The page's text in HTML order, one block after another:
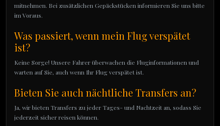
mitnehmen. Bei zusätzlichen Gepäckstücken informieren Sie uns bitte
im Voraus.
Was passiert, wenn mein Flug verspätet
ist?
Keine Sorge! Unsere Fahrer überwachen die Fluginformationen und
warten auf Sie, auch wenn Ihr Flug verspätet ist.
Bieten Sie auch nächtliche Transfers an?
Ja, wir bieten Transfers zu jeder Tages- und Nachtzeit an, sodass Sie
jederzeit sicher reisen können.